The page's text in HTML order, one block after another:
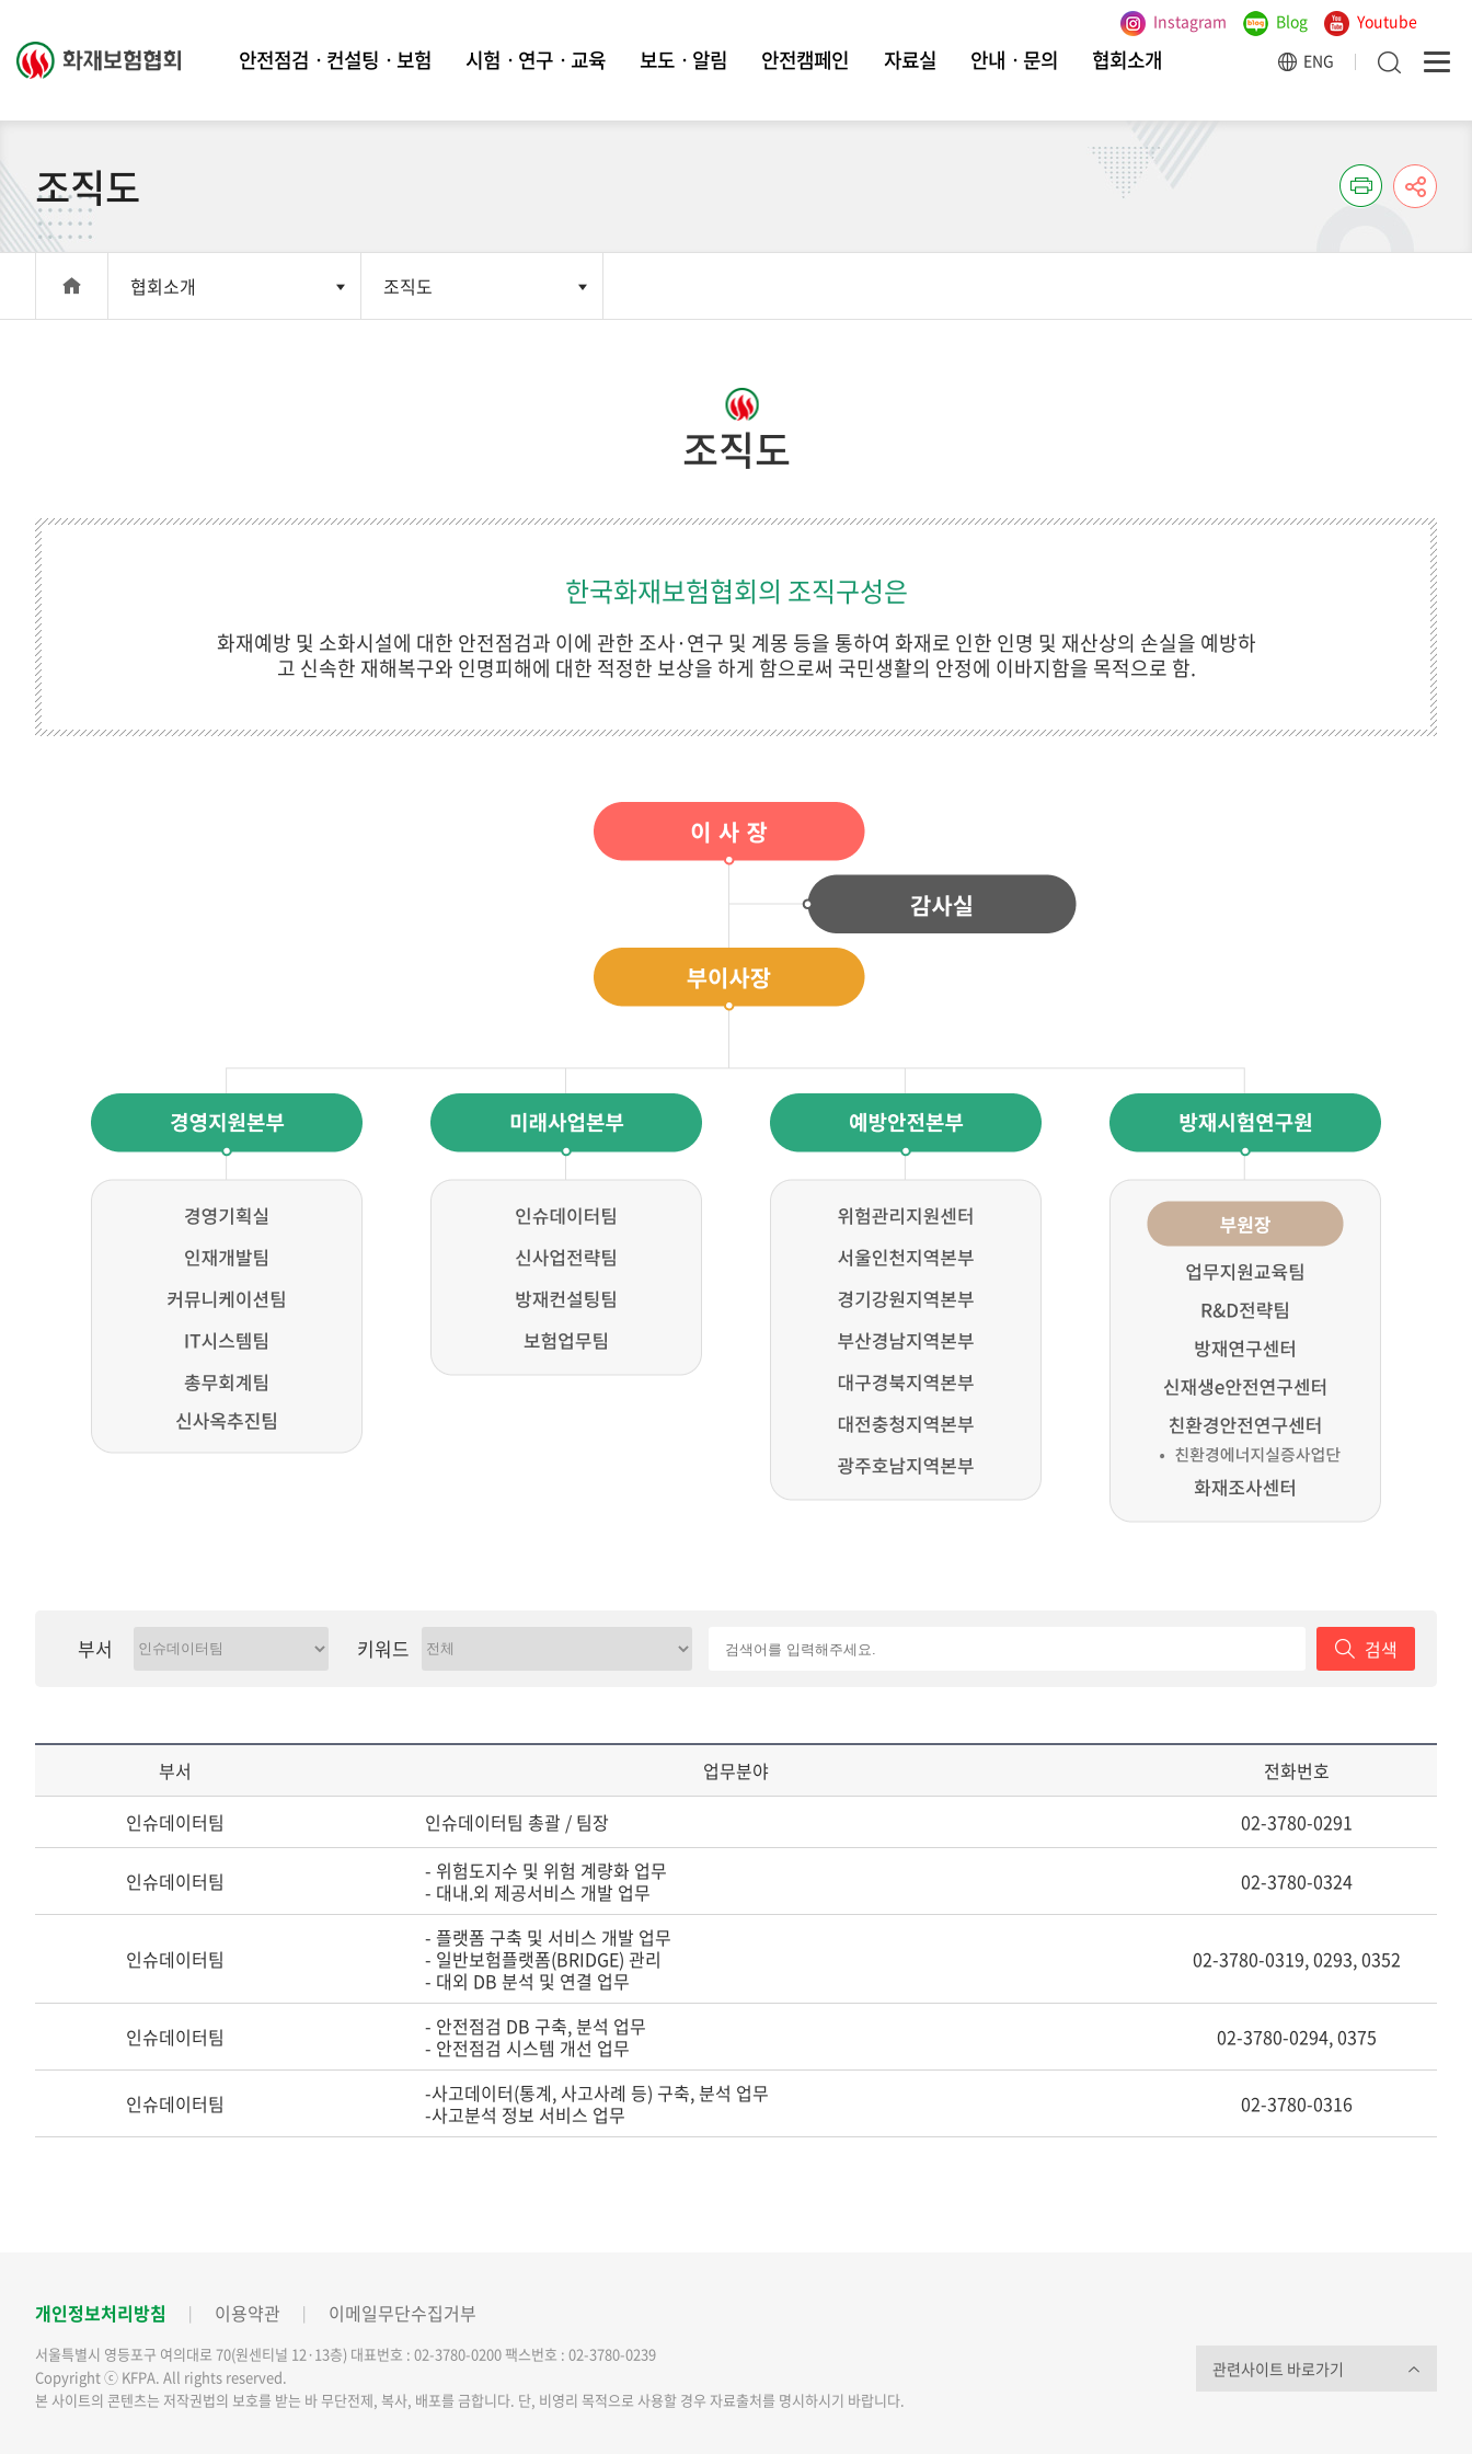
안전점검ㆍ컨설팅ㆍ보험 시험ㆍ연구ㆍ교육 보도ㆍ알림 안전캠페인 자료실 안내ㆍ문의 협회소개
Instagram Blog
Youtube
ENG
조직도
협회소개 조직도
조직도
한국화재보험협회의 조직구성은
화재예방 및 소화시설에 대한 안전점검과 이에 관한 조사·연구 및 계몽 등을 통하여 화재로 인한 인명 및 재산상의 손실을 예방하
고 신속한 재해복구와 인명피해에 대한 적정한 보상을 하게 함으로써 국민생활의 안정에 이바지함을 목적으로 함.
부서 키워드 검색
부서 업무분야
전화번호
인슈데이터팀
인슈데이터팀 총괄 / 팀장 02-3780-0291
인슈데이터팀
- 위험도지수 및 위험 계량화 업무
- 대내.외 제공서비스 개발 업무
02-3780-0324
인슈데이터팀
- 플랫폼 구축 및 서비스 개발 업무
- 일반보험플랫폼(BRIDGE) 관리
- 대외 DB 분석 및 연결 업무
02-3780-0319, 0293, 0352
인슈데이터팀
- 안전점검 DB 구축, 분석 업무
- 안전점검 시스템 개선 업무
02-3780-0294, 0375
인슈데이터팀
-사고데이터(통계, 사고사례 등) 구축, 분석 업무
-사고분석 정보 서비스 업무
02-3780-0316
개인정보처리방침 이용약관 이메일무단수집거부
서울특별시 영등포구 여의대로 70(원센티널 12·13층) 대표번호 : 02-3780-0200팩스번호 : 02-3780-0239
Copyright ⓒ KFPA. All rights reserved.
본 사이트의 콘텐츠는 저작권법의 보호를 받는 바 무단전제, 복사, 배포를 금합니다. 단, 비영리 목적으로 사용할 경우 자료출처를 명시하시기 바랍니다.
관련사이트 바로가기